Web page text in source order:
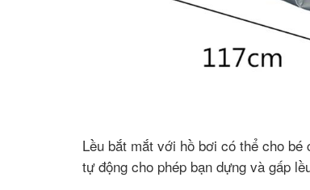
Lều bắt mắt với hồ bơi có thể cho
tự động cho phép bạn dựng và gấp